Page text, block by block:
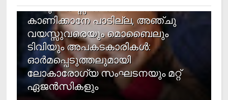
രണ്ടു വയസ്സില്‍ താഴെ സ്‌ക്രീന്‍
കാണിക്കാനേ പാടില്ല, അഞ്ചു
വയസ്സുവരെയും മൊബൈലും
ടിവിയും അപകടകാരികള്‍:
ഓര്‍മപ്പെടുത്തലുമായി
ലോകാരോഗ്യ സംഘടനയും മറ്റ്
ഏജന്‍സികളും